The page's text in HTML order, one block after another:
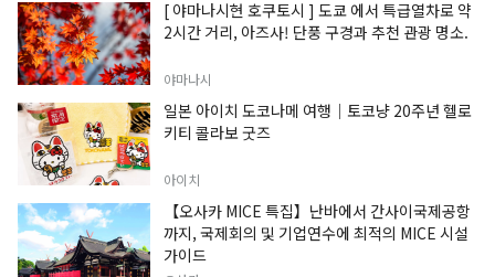
[ 야마나시현 호쿠토시 ] 도쿄 에서 특급열차로 약
2시간 거리, 아즈사! 단풍 구경과 추천 관광 명소.
야마나시
일본 아이치 도코나메 여행｜토코냥 20주년 헬로
키티 콜라보 굿즈
아이치
【오사카 MICE 특집】난바에서 간사이국제공항
까지, 국제회의 및 기업연수에 최적의 MICE 시설
가이드